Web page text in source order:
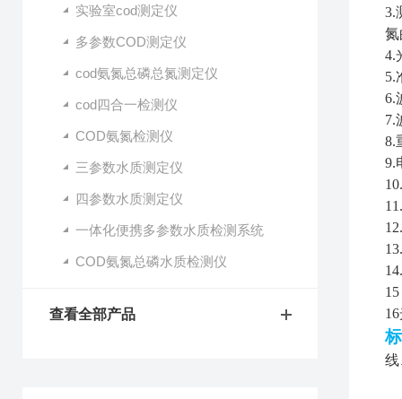
实验室cod测定仪
多参数COD测定仪
cod氨氮总磷总氮测定仪
cod四合一检测仪
COD氨氮检测仪
三参数水质测定仪
四参数水质测定仪
一体化便携多参数水质检测系统
COD氨氮总磷水质检测仪
查看全部产品
3.
氮
4.
5.
6.
7.
8.
9.
线